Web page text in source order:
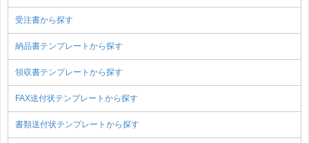
受注書から探す
納品書テンプレートから探す
領収書テンプレートから探す
FAX送付状テンプレートから探す
書類送付状テンプレートから探す